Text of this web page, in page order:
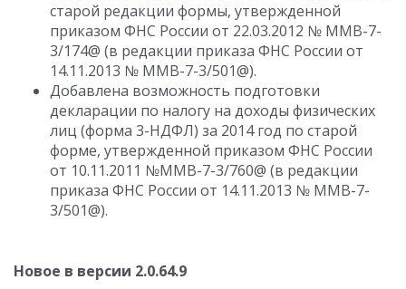
старой редакции формы, утвержденной
приказом ФНС России от 22.03.2012 № ММВ-7-
3/174@ (в редакции приказа ФНС России от
14.11.2013 № ММВ-7-3/501@).
Добавлена возможность подготовки
декларации по налогу на доходы физических
лиц (форма 3-НДФЛ) за 2014 год по старой
форме, утвержденной приказом ФНС России
от 10.11.2011 №ММВ-7-3/760@ (в редакции
приказа ФНС России от 14.11.2013 № ММВ-7-
3/501@).
Новое в версии 2.0.64.9